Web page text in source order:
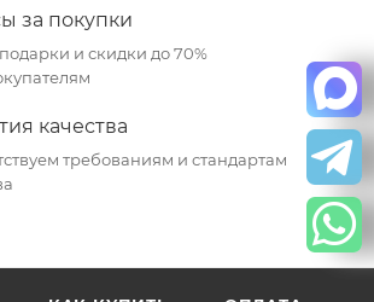
за покупки
и скидки до 70%
качества
требованиям и стандартам